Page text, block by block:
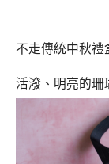
不走傳統中秋禮
活潑、明亮的珊